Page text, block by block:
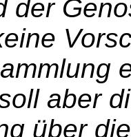
der
aber
über